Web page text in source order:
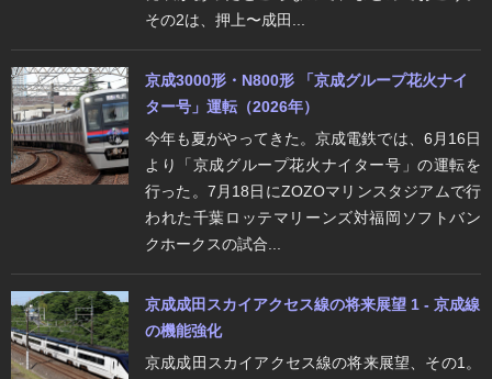
その2は、押上〜成田...
京成3000形・N800形 「京成グループ花火ナイ
ター号」運転（2026年）
今年も夏がやってきた。京成電鉄では、6月16日
より「京成グループ花火ナイター号」の運転を
行った。7月18日にZOZOマリンスタジアムで行
われた千葉ロッテマリーンズ対福岡ソフトバン
クホークスの試合...
京成成田スカイアクセス線の将来展望 1 - 京成線
の機能強化
京成成田スカイアクセス線の将来展望、その1。